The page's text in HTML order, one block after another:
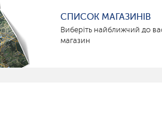
СПИСОК МАГАЗИНІВ
Виберіть найближчий до
магазин